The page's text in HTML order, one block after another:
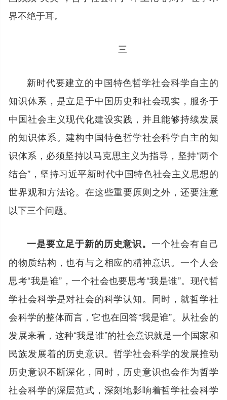
界不绝于耳。
三
新时代要建立的中国特色哲学社会科学自主的
知识体系，是立足于中国历史和社会现实，服务于
中国社会主义现代化建设实践，并且能够持续发展
的知识体系。建构中国特色哲学社会科学自主的知
识体系，必须坚持以马克思主义为指导，坚持“两个
结合”，坚持习近平新时代中国特色社会主义思想的
世界观和方法论。在这些重要原则之外，还要注意
以下三个问题。
一是要立足于新的历史意识。一个社会有自己
的物质结构，也有与之相应的精神意识。一个人会
思考“我是谁”，一个社会也要思考“我是谁”。现代哲
学社会科学是对社会的科学认知。同时，就哲学社
会科学的整体而言，它也在回答“我是谁”。从社会的
发展来看，这种“我是谁”的社会意识就是一个国家和
民族发展着的历史意识。哲学社会科学的发展推动
历史意识不断深化，同时，历史意识也会作为哲学
社会科学的深层范式，深刻地影响着哲学社会科学